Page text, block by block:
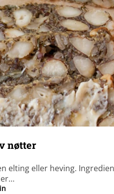
nøtter
elting eller heving.